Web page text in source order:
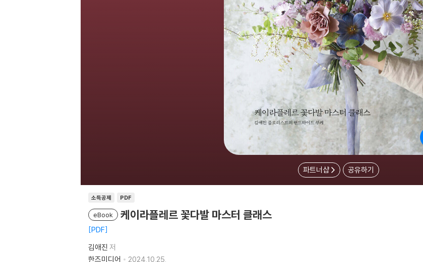
파트너샵 공유하기
소득공제 PDF
eBook 케이라플레르 꽃다발 마스터 클래스
PDF
김애진 저
한즈미디어
2024.10.25.